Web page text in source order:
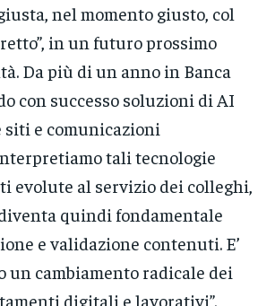
nel momento giusto, col
in un futuro prossimo
Da più di un anno in Banca
con successo soluzioni di AI
e comunicazioni
tali tecnologie
evolute al servizio dei colleghi,
quindi fondamentale
e validazione contenuti. E’
un cambiamento radicale dei
digitali e lavorativi”.